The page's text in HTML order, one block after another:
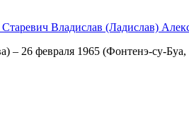
Старевич Владислав (Ладислав)
– 26 февраля 1965 (Фонтенэ-су-